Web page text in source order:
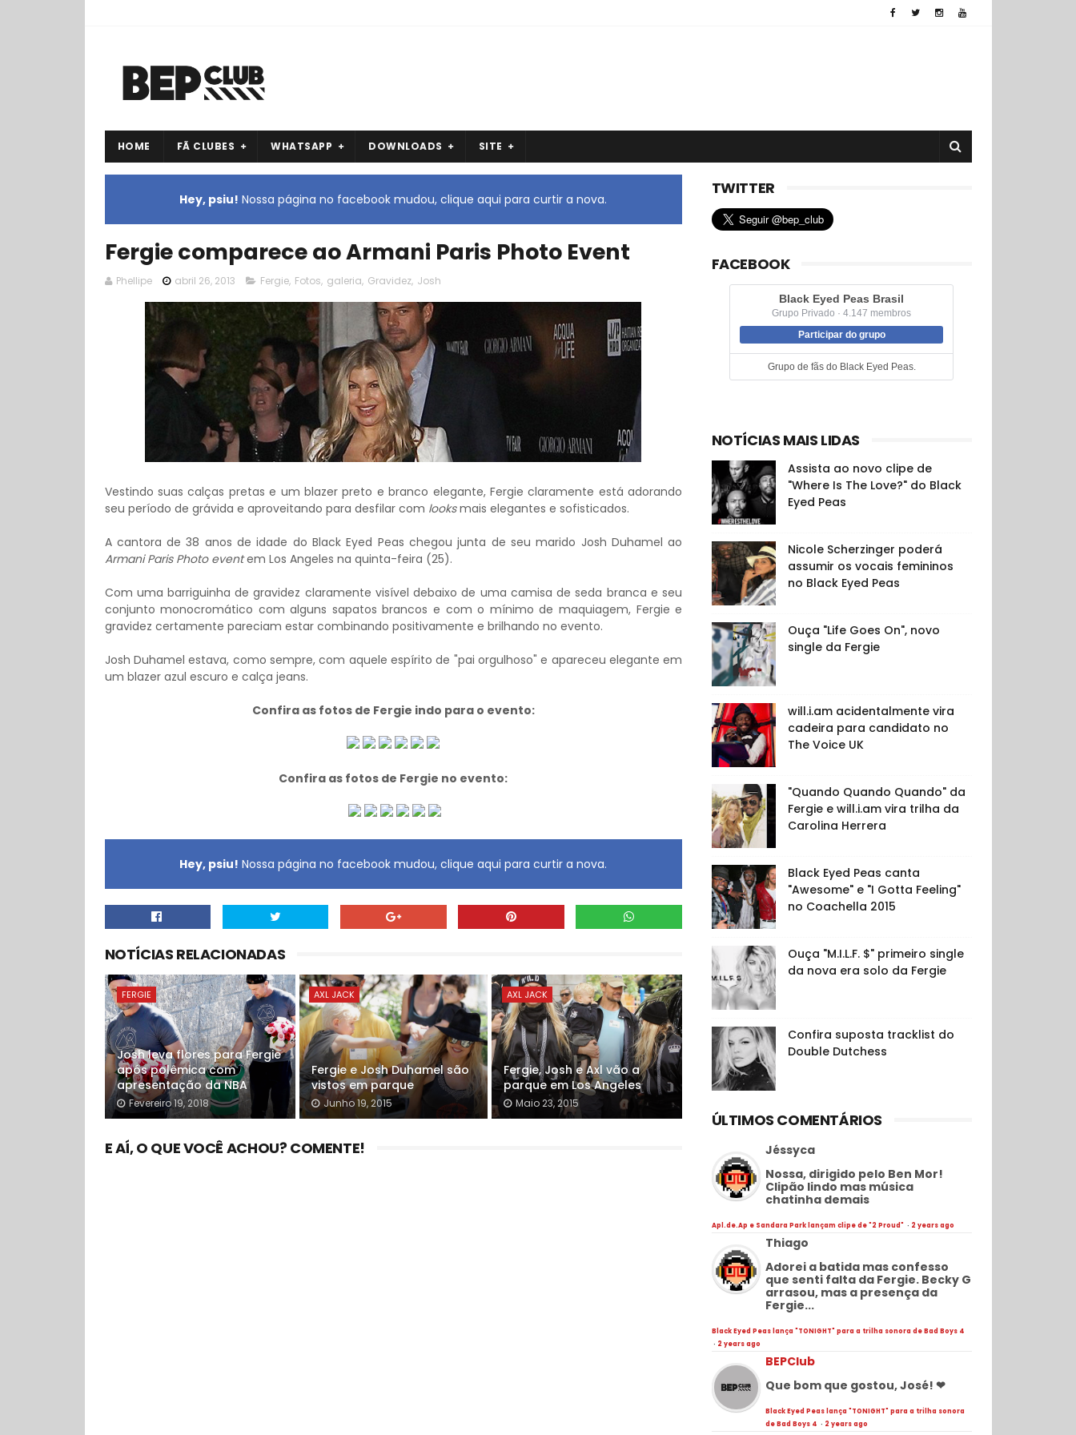
HOME FÃ CLUBES WHATSAPP DOWNLOADS SITE
Hey, psiu! Nossa página no facebook mudou, clique aqui para curtir a nova.
Fergie comparece ao Armani Paris Photo Event
Phellipe abril 26, 2013 Fergie, Fotos, galeria, Gravidez, Josh
Vestindo suas calças pretas e um blazer preto e branco elegante, Fergie claramente está adorando
seu período de grávida e aproveitando para desfilar com looksmais elegantes e sofisticados.
A cantora de 38 anos de idade do Black Eyed Peas chegou junta de seu marido Josh Duhamel ao
Armani Paris Photo eventem Los Angeles na quinta-feira (25).
Com uma barriguinha de gravidez claramente visível debaixo de uma camisa de seda branca e seu
conjunto monocromático com alguns sapatos brancos e com o mínimo de maquiagem, Fergie e
gravidez certamente pareciam estar combinando positivamente e brilhando no evento.
Josh Duhamel estava, como sempre, com aquele espírito de "pai orgulhoso" e apareceu elegante em
um blazer azul escuro e calça jeans.
Confira as fotos de Fergie indo para o evento:
Confira as fotos de Fergie no evento:
Hey, psiu! Nossa página no facebook mudou, clique aqui para curtir a nova.
NOTÍCIAS RELACIONADAS
FERGIE
Josh leva flores para Fergie
após polêmica com
apresentação da NBA
Fevereiro 19, 2018
AXL JACK
Fergie e Josh Duhamel são
vistos em parque
Junho 19, 2015
AXL JACK
Fergie, Josh e Axl vão a
parque em Los Angeles
Maio 23, 2015
E AÍ, O QUE VOCÊ ACHOU? COMENTE!
TWITTER
FACEBOOK
Black Eyed Peas Brasil
Grupo Privado · 4.147 membros
Participar do grupo
Grupo de fãs do Black Eyed Peas.
NOTÍCIAS MAIS LIDAS
Assista ao novo clipe de
"Where Is The Love?" do Black
Eyed Peas
Nicole Scherzinger poderá
assumir os vocais femininos
no Black Eyed Peas
Ouça "Life Goes On", novo
single da Fergie
will.i.am acidentalmente vira
cadeira para candidato no
The Voice UK
"Quando Quando Quando" da
Fergie e will.i.am vira trilha da
Carolina Herrera
Black Eyed Peas canta
"Awesome" e "I Gotta Feeling"
no Coachella 2015
Ouça "M.I.L.F. $" primeiro single
da nova era solo da Fergie
Confira suposta tracklist do
Double Dutchess
ÚLTIMOS COMENTÁRIOS
Jéssyca
Nossa, dirigido pelo Ben Mor!
Clipão lindo mas música
chatinha demais
Apl.de.Ap e Sandara Park lançam clipe de "2 Proud" · 2 years ago
Thiago
Adorei a batida mas confesso
que senti falta da Fergie. Becky G
arrasou, mas a presença da
Fergie...
Black Eyed Peas lança "TONIGHT" para a trilha sonora de Bad Boys 4
· 2 years ago
BEPClub
Que bom que gostou, José! ❤
Black Eyed Peas lança "TONIGHT" para a trilha sonora
de Bad Boys 4 · 2 years ago